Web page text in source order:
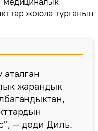
жоюла турганын
жарандык
— деди Диль.